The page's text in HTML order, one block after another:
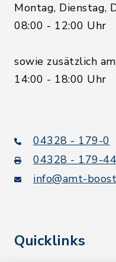
Montag, Dienstag,
08:00 - 12:00 Uhr
sowie zusätzlich
14:00 - 18:00 Uhr
04328 - 179-0
04328 - 179-44
info@amt-
Quicklinks